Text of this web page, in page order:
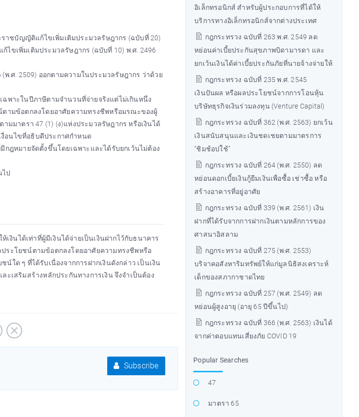
อิเล็กทรอนิกส์ สำหรับผู้ประกอบการที่ได้ให้
บริการทางอิเล็กทรอนิกส์จากต่างประเทศ
กฎกระทรวง ฉบับที่ 263 พ.ศ. 2549 ลด
หย่อนค่าเบี้ยประกันสุขภาพบิดามารดา และ
ยกเว้นเงินได้ค่าเบี้ยประกันภัยที่นายจ้างจ่ายให้
กฎกระทรวง ฉบับที่ 235 พ.ศ. 2545
เงินปันผล หรือผลประโยชน์จากการโอนหุ้น
บริษัทธุรกิจเงินร่วมลงทุน (Venture Capital)
กฎกระทรวง ฉบับที่ 362 (พ.ศ. 2563) ยกเว้น
เงินสนับสนุนและเงินชดเชยตามมาตรการ
“ชิมช้อปใช้”
กฎกระทรวง ฉบับที่ 264 (พ.ศ. 2550) ลด
หย่อนดอกเบี้ยเงินกู้ยืมเงินเพื่อซื้อ เช่าซื้อ หรือ
สร้างอาคารที่อยู่อาศัย
กฎกระทรวง ฉบับที่ 339 (พ.ศ. 2561) เงิน
ฝากที่ได้รับจากการฝากเงินตามหลักการของ
ศาสนาอิสลาม
กฎกระทรวง ฉบับที่ 275 (พ.ศ. 2553)
บริจาคอสังหาริมทรัพย์ให้แก่มูลนิธิสงเคราะห์
เด็กของสภากาชาดไทย
กฎกระทรวง ฉบับที่ 257 (พ.ศ. 2549) ลด
หย่อนผู้สูงอายุ (อายุ 65 ปีขึ้นไป)
กฎกระทรวง ฉบับที่ 366 (พ.ศ. 2563) เงินได้
จากค่าตอบแทนเสี่ยงภัย COVID 19
Popular Searches
47
มาตรา 65
าชบัญญัติแก้ไขเพิ่มเติมประมวลรัษฎากร (ฉบับที่ 20)
ไขเพิ่มเติมประมวลรัษฎากร (ฉบับที่ 10) พ.ศ. 2496
พ.ศ. 2509) ออกตามความในประมวลรัษฎากร ว่าด้วย
ฉพาะในปีภาษีตามจำนวนที่จ่ายจริงแต่ไม่เกินหนึ่ง
ตามข้อตกลงโดยอาศัยความทรงชีพหรือมรณะของผู้
มมาตรา 47 (1) (ง)แห่งประมวลรัษฎากร หรือเงินได้
อนไขที่อธิบดีประกาศกำหนด
กฎหมายจัดตั้งขึ้นโดยเฉพาะและได้รับยกเว้นไม่ต้อง
ไป
งินได้เท่าที่ผู้มีเงินได้จ่ายเป็นเงินฝากไว้กับธนาคาร
ระโยชน์ตามข้อตกลงโดยอาศัยความทรงชีพหรือ
ใด ๆ ที่ได้รับเนื่องจากการฝากเงินดังกล่าว เป็นเงิน
เสริมสร้างหลักประกันทางการเงิน จึงจำเป็นต้อง
Subscribe